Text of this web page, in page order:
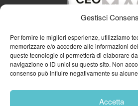
Gestisci
Per fornire le migliori esperienze, utilizziamo
memorizzare e/o accedere alle informazioni
queste tecnologie ci permetterà di elaborare
navigazione o ID unici su questo sito. Non
consenso può influire negativamente su
Accetta